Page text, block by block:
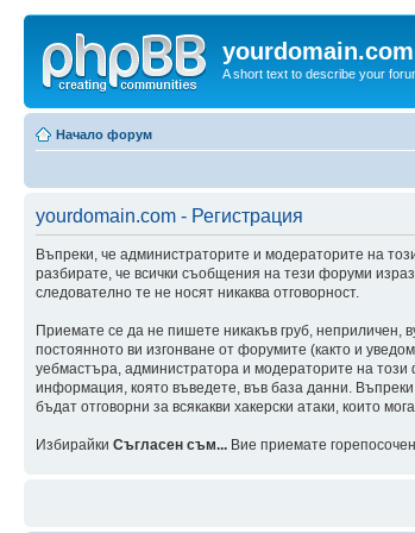
yourdomain.com
A short text to describe your
Начало форум
yourdomain.com - Регистрация
Въпреки, че администраторите и модераторите на
разбирате, че всички съобщения на тези форуми
следователно те не носят никаква отговорност.
Приемате се да не пишете никакъв груб, неприличен,
постоянното ви изгонване от форумите (както и
уебмастъра, администратора и модераторите на този
информация, която въведете, във база данни.
бъдат отговорни за всякакви хакерски атаки, които
Избирайки Съгласен съм... Вие приемате